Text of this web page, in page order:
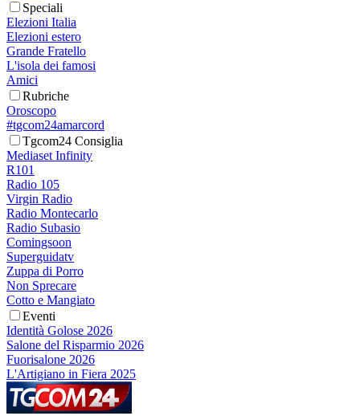
Speciali
Elezioni Italia
Elezioni estero
Grande Fratello
L'isola dei famosi
Amici
Rubriche
Oroscopo
#tgcom24amarcord
Tgcom24 Consiglia
Mediaset Infinity
R101
Radio 105
Virgin Radio
Radio Montecarlo
Radio Subasio
Comingsoon
Superguidatv
Zuppa di Porro
Non Sprecare
Cotto e Mangiato
Eventi
Identità Golose 2026
Salone del Risparmio 2026
Fuorisalone 2026
L'Artigiano in Fiera 2025